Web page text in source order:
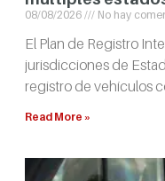
08/08/2026 No hay
El Plan de Registro
jurisdicciones de
registro de vehículos
Read More »